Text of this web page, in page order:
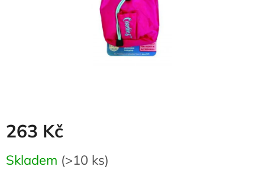
263 Kč
cena:
Skladem (>10 ks)